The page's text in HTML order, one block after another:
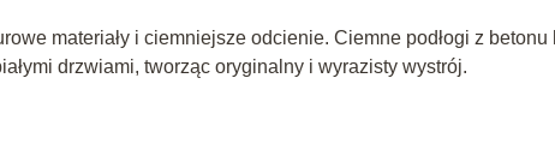
materiały i ciemniejsze odcienie. Ciemne podłogi z betonu
drzwiami, tworząc oryginalny i wyrazisty wystrój.